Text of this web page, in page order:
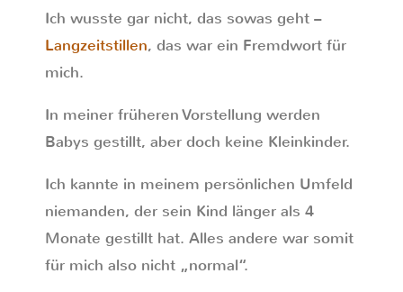
Ich wusste gar nicht, das sowas geht –
Langzeitstillen, das war ein Fremdwort für
mich.
In meiner früheren Vorstellung werden
Babys gestillt, aber doch keine Kleinkinder.
Ich kannte in meinem persönlichen Umfeld
niemanden, der sein Kind länger als 4
Monate gestillt hat. Alles andere war somit
für mich also nicht „normal“.